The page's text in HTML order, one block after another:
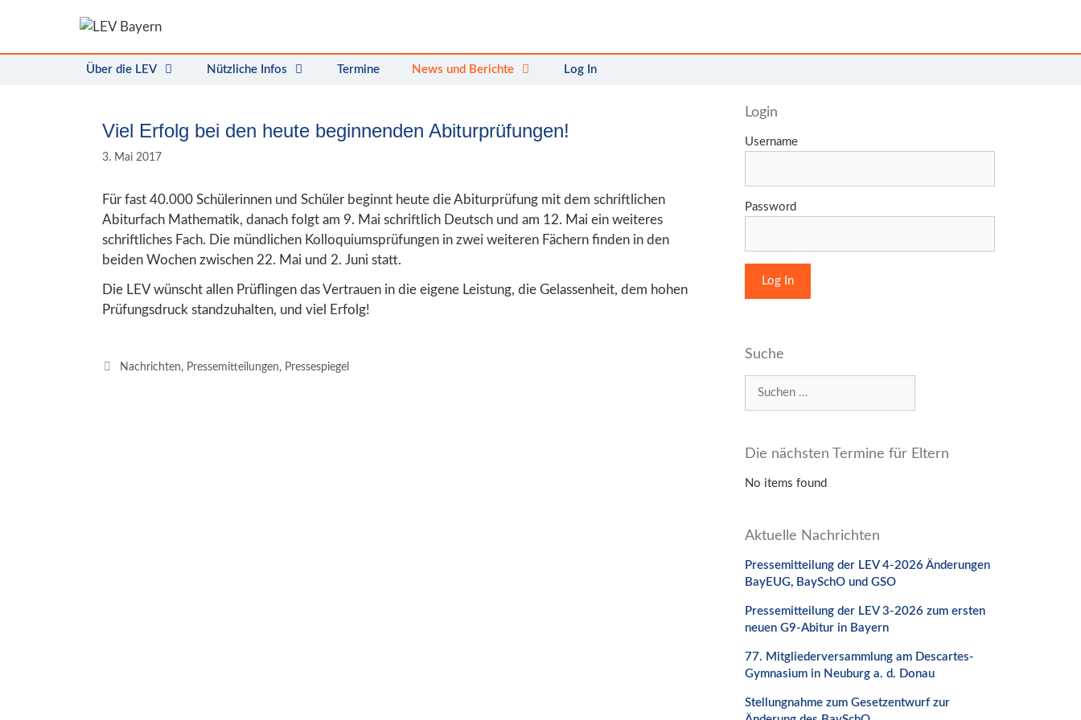
Über die LEV Nützliche Infos Termine News und Berichte Log In
Viel Erfolg bei den heute beginnenden Abiturprüfungen!
3. Mai 2017
Für fast 40.000 Schülerinnen und Schüler beginnt heute die Abiturprüfung mit dem schriftlichen
Abiturfach Mathematik, danach folgt am 9. Mai schriftlich Deutsch und am 12. Mai ein weiteres
schriftliches Fach. Die mündlichen Kolloquiumsprüfungen in zwei weiteren Fächern finden in den
beiden Wochen zwischen 22. Mai und 2. Juni statt.
Die LEV wünscht allen Prüflingen das Vertrauen in die eigene Leistung, die Gelassenheit, dem hohen
Prüfungsdruck standzuhalten, und viel Erfolg!
Kategorien
Nachrichten, Pressemitteilungen, Pressespiegel
Login
Username
Password
Suche
Die nächsten Termine für Eltern
No items found
Aktuelle Nachrichten
Pressemitteilung der LEV 4-2026 Änderungen
BayEUG, BaySchO und GSO
Pressemitteilung der LEV 3-2026 zum ersten
neuen G9-Abitur in Bayern
77. Mitgliederversammlung am Descartes-
Gymnasium in Neuburg a. d. Donau
Stellungnahme zum Gesetzentwurf zur